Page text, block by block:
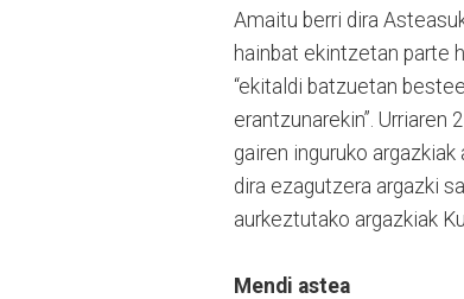
Amaitu berri dira
hainbat ekintzetan parte
“ekitaldi batzuetan
erantzunarekin”. Urriaren
gairen inguruko
dira ezagutzera argazki
aurkeztutako argazkiak
Mendi astea